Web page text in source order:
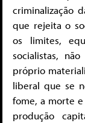
criminalização
que rejeita o
os limites,
socialistas,
próprio
liberal que se
fome, a morte
produção